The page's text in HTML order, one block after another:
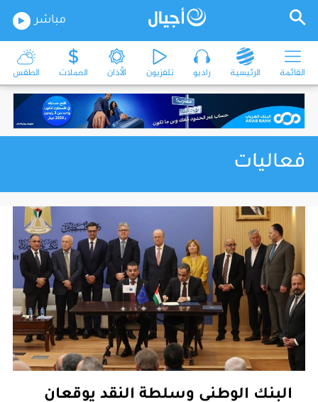
مباشر
القائمة الرئيسية راديو تلفزيون الأذان العملات الطقس
فعاليات
البنك الوطني وسلطة النقد يوقعان